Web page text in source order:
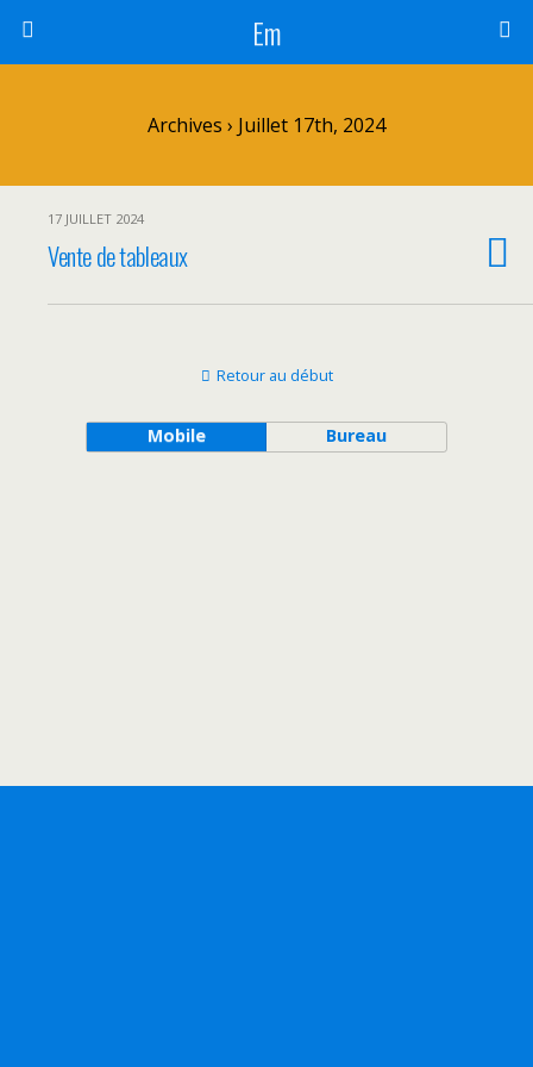
Em
Archives › Juillet 17th, 2024
17 JUILLET 2024
Vente de tableaux
Retour au début
Mobile Bureau